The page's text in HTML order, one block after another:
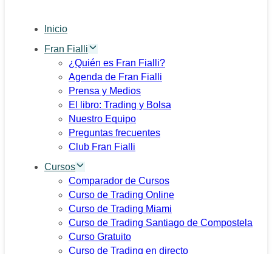
Inicio
Fran Fialli
¿Quién es Fran Fialli?
Agenda de Fran Fialli
Prensa y Medios
El libro: Trading y Bolsa
Nuestro Equipo
Preguntas frecuentes
Club Fran Fialli
Cursos
Comparador de Cursos
Curso de Trading Online
Curso de Trading Miami
Curso de Trading Santiago de Compostela
Curso Gratuito
Curso de Trading en directo